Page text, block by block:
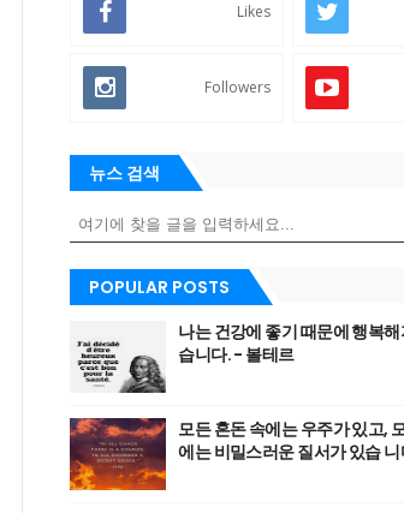
Likes
Followers
뉴스 검색
POPULAR POSTS
나는 건강에 좋기 때문에 행복
습니다. - 볼테르
모든 혼돈 속에는 우주가 있고,
에는 비밀스러운 질서가 있습 니